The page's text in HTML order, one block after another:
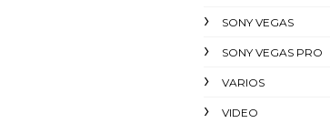
SONY VEGAS
SONY VEGAS PRO
VARIOS
VIDEO